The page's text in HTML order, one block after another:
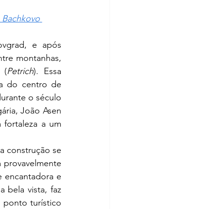
montanhas,
(Petrich). Essa
do centro de
o século
João Asen
a um
construção se
encantadora e
bela vista, faz
ponto turístico